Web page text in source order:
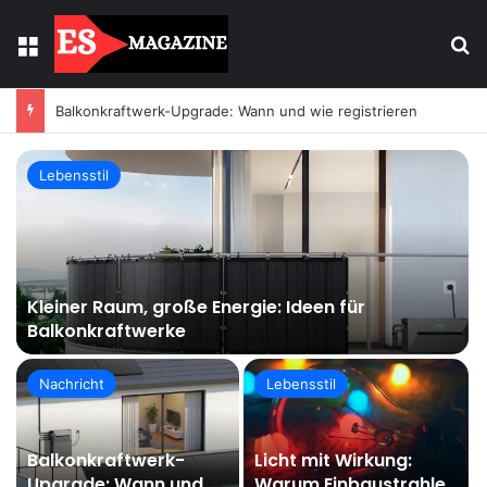
Menu
Balkonkraftwerk-Upgrade: Wann und wie registrieren
Lebensstil
Kleiner Raum, große Energie: Ideen für
Balkonkraftwerke
Nachricht
Balkonkraftwerk-
Lebensstil
Licht mit Wirkung: